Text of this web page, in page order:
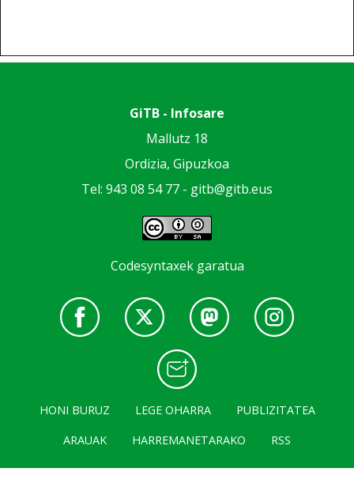
GiTB - Infosare
Mallutz 18
Ordizia, Gipuzkoa
Tel: 943 08 54 77 - gitb@gitb.eus
Codesyntaxek garatua
HONI BURUZ LEGE OHARRA
PUBLIZITATEA
ARAUAK
HARREMANETARAKO RSS